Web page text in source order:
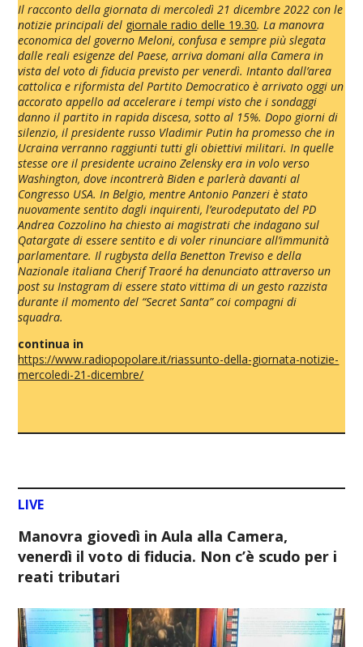
Il racconto della giornata di mercoledì 21 dicembre 2022 con le
notizie principali del giornale radio delle 19.30. La manovra
economica del governo Meloni, confusa e sempre più slegata
dalle reali esigenze del Paese, arriva domani alla Camera in
vista del voto di fiducia previsto per venerdì. Intanto dall’area
cattolica e riformista del Partito Democratico è arrivato oggi un
accorato appello ad accelerare i tempi visto che i sondaggi
danno il partito in rapida discesa, sotto al 15%. Dopo giorni di
silenzio, il presidente russo Vladimir Putin ha promesso che in
Ucraina verranno raggiunti tutti gli obiettivi militari. In quelle
stesse ore il presidente ucraino Zelensky era in volo verso
Washington, dove incontrerà Biden e parlerà davanti al
Congresso USA. In Belgio, mentre Antonio Panzeri è stato
nuovamente sentito dagli inquirenti, l’eurodeputato del PD
Andrea Cozzolino ha chiesto ai magistrati che indagano sul
Qatargate di essere sentito e di voler rinunciare all’immunità
parlamentare. Il rugbysta della Benetton Treviso e della
Nazionale italiana Cherif Traoré ha denunciato attraverso un
post su Instagram di essere stato vittima di un gesto razzista
durante il momento del “Secret Santa” coi compagni di
squadra.
continua in
https://www.radiopopolare.it/riassunto-della-giornata-notizie-
mercoledi-21-dicembre/
LIVE
Manovra giovedì in Aula alla Camera,
venerdì il voto di fiducia. Non c’è scudo per i
reati tributari